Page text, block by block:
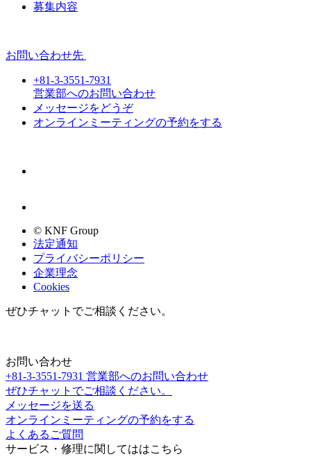
募集内容
お問い合わせ先
+81-3-3551-7931
営業部へのお問い合わせ
メッセージをどうぞ
オンラインミーティングの予約をする
© KNF Group
法定通知
プライバシーポリシー
企業理念
Cookies
ぜひチャットでご相談ください。
お問い合わせ
+81-3-3551-7931 営業部へのお問い合わせ
ぜひチャットでご相談ください。
メッセージを送る
オンラインミーティングの予約をする
よくあるご質問
サービス・修理に関してははこちら